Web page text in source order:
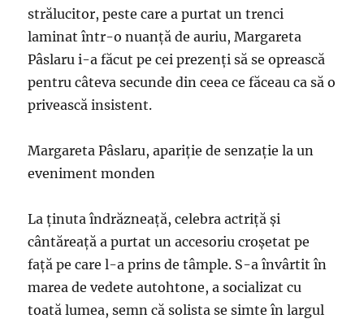
strălucitor, peste care a purtat un trenci
laminat într-o nuanţă de auriu, Margareta
Pâslaru i-a făcut pe cei prezenţi să se oprească
pentru câteva secunde din ceea ce făceau ca să o
privească insistent.
Margareta Pâslaru, apariție de senzație la un
eveniment monden
La ţinuta îndrăzneaţă, celebra actriță și
cântăreață a purtat un accesoriu croşetat pe
faţă pe care l-a prins de tâmple. S-a învârtit în
marea de vedete autohtone, a socializat cu
toată lumea, semn că solista se simte în largul